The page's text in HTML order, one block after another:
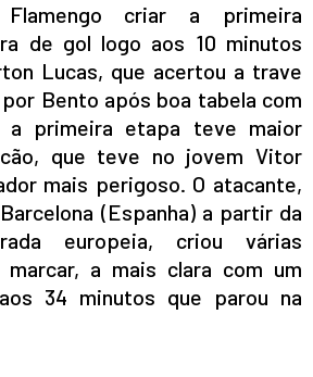
criar a primeira
de gol logo aos 10 minutos
Lucas, que acertou a trave
Bento após boa tabela com
a primeira etapa teve maior
que teve no jovem Vitor
mais perigoso. O atacante,
(Espanha) a partir da
europeia, criou várias
marcar, a mais clara com um
34 minutos que parou na